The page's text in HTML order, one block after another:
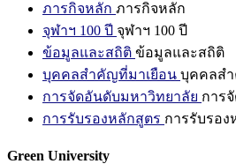
ภารกิจหลัก ภารกิจหลัก
จุฬาฯ 100 ปี จุฬาฯ 100 ปี
ข้อมูลและสถิติ ข้อมูลและสถิติ
บุคคลสำคัญที่มาเยือน บุคคลส
การจัดอันดับมหาวิทยาลัย การ
การรับรองหลักสูตร การรับรอง
Green University